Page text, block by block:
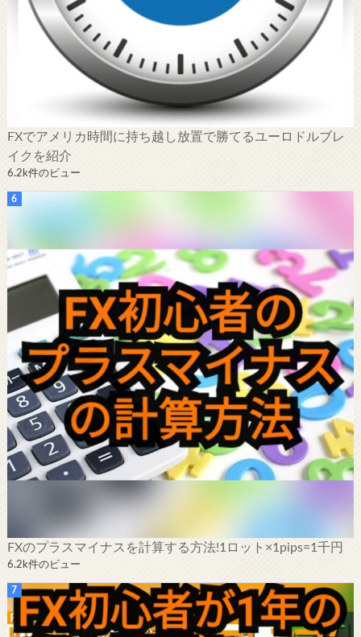
FXでアメリカ時間に持ち越し放置で勝てるユーロドルブレ
イクを紹介
6.2k件のビュー
FXのプラスマイナスを計算する方法!1ロット×1pips=1千円
6.2k件のビュー